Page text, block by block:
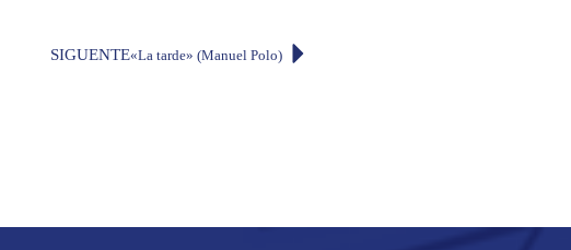
SIGUENTE«La tarde» (Manuel Polo)